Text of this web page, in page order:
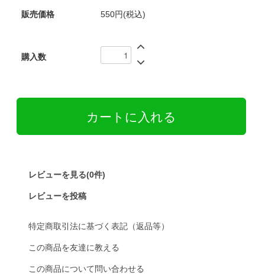
販売価格 550円(税込)
購入数
レビューを見る(0件)
レビューを投稿
特定商取引法に基づく表記（返品等）
この商品を友達に教える
この商品について問い合わせる